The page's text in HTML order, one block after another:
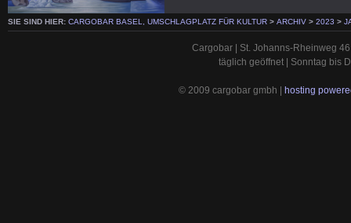
SIE SIND HIER: CARGOBAR BASEL, UMSCHLAGPLATZ FÜR KULTUR > ARCHIV > 2023 >
Cargobar | St. Johanns-Rheinweg
täglich geöffnet | Sonntag bis
© 2009 cargobar gmbh | hosting